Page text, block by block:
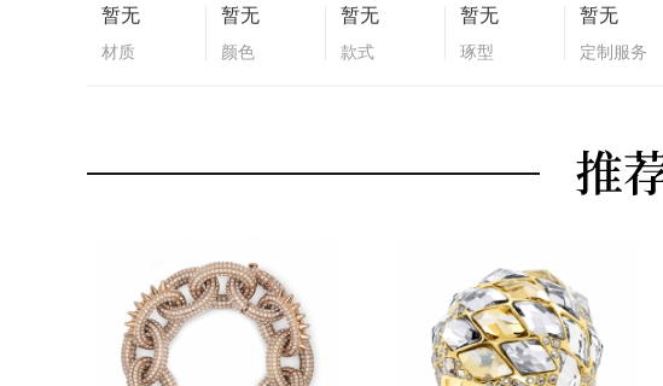
暂无
材质
暂无
颜色
暂无
款式
暂无
琢型
暂无
定制服务